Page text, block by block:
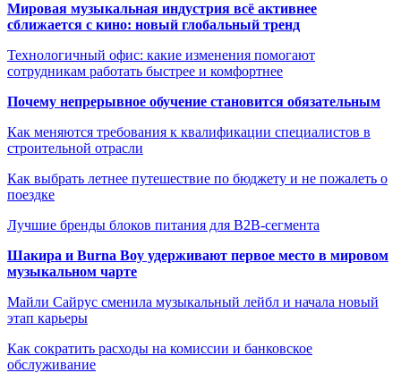
Мировая музыкальная индустрия всё активнее
сближается с кино: новый глобальный тренд
Технологичный офис: какие изменения помогают
сотрудникам работать быстрее и комфортнее
Почему непрерывное обучение становится обязательным
Как меняются требования к квалификации специалистов в
строительной отрасли
Как выбрать летнее путешествие по бюджету и не пожалеть о
поездке
Лучшие бренды блоков питания для B2B-сегмента
Шакира и Burna Boy удерживают первое место в мировом
музыкальном чарте
Майли Сайрус сменила музыкальный лейбл и начала новый
этап карьеры
Как сократить расходы на комиссии и банковское
обслуживание